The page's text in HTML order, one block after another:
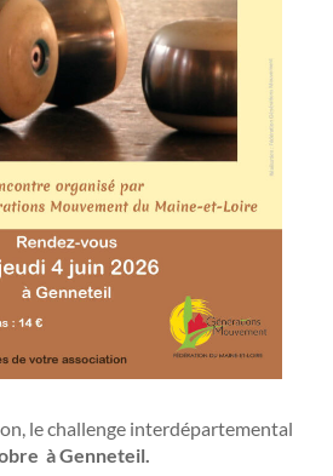
le challenge interdépartemental
à Genneteil.